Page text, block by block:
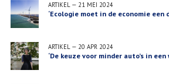
ARTIKEL— 21 MEI 2024
‘Ecologie moet in de economie een
ARTIKEL— 20 APR 2024
‘De keuze voor minder auto’s in